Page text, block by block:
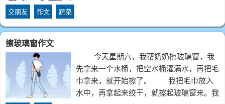
交朋友 作文 蔬菜
擦玻璃窗作文
今天星期六，我帮奶奶擦玻璃窗，我
先拿来一个水桶，把空水桶灌满水，再把毛
巾拿来，就开始擦了。 我把毛巾放入
水中，再拿起来绞干，就擦起玻璃窗来。我